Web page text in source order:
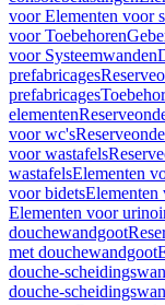
voor Elementen voor
voor Toebehoren
voor Systeemwanden
prefabricages
prefabricages
elementen
voor wc's
voor wastafels
wastafelsElementen
voor bidetsElementen
Elementen voor
douchewandgoot
met douchewandgoot
douche-
douche-